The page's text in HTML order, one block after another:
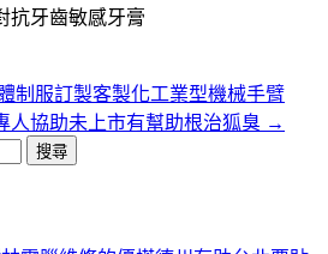
抗牙齒敏感牙膏
制服訂製客製化工業型機械手臂
人協助未上市有幫助根治狐臭 →